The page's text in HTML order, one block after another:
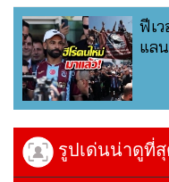
ฟีเ
แล
รูปเด่นน่าดูที่